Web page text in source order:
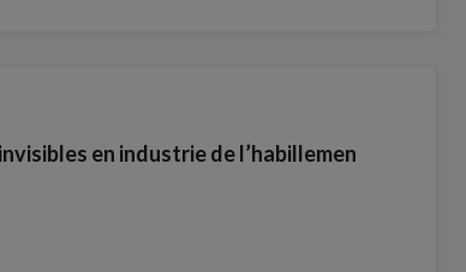
en industrie de l’habillemen